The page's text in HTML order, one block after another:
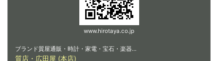
www.hirotaya.co.jp
ブランド質屋通販・時計・家電・宝石・楽器…
質店・広田屋 (本店)